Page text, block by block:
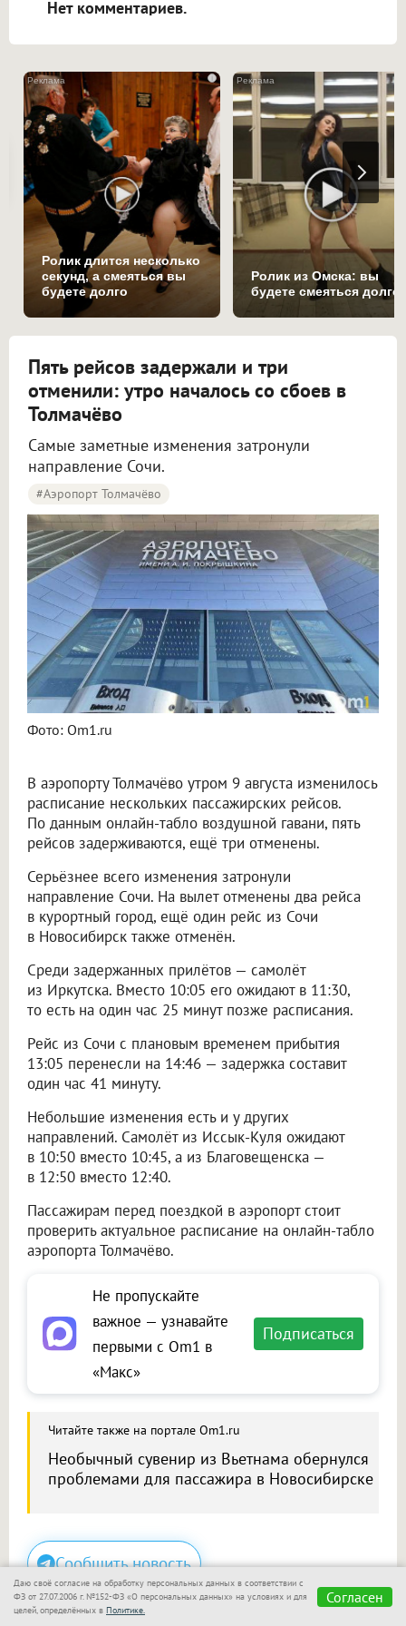
Нет комментариев.
i
Ролик длится несколько
секунд, а смеяться вы
будете долго
Ролик из Омска: вы
будете смеяться долго
Пять рейсов задержали и три
отменили: утро началось со сбоев в
Толмачёво
Самые заметные изменения затронули
направление Сочи.
#Аэропорт Толмачёво
Фото: Om1.ru
В аэропорту Толмачёво утром 9 августа изменилось
расписание нескольких пассажирских рейсов.
По данным онлайн-табло воздушной гавани, пять
рейсов задерживаются, ещё три отменены.
Серьёзнее всего изменения затронули
направление Сочи. На вылет отменены два рейса
в курортный город, ещё один рейс из Сочи
в Новосибирск также отменён.
Среди задержанных прилётов — самолёт
из Иркутска. Вместо 10:05 его ожидают в 11:30,
то есть на один час 25 минут позже расписания.
Рейс из Сочи с плановым временем прибытия
13:05 перенесли на 14:46 — задержка составит
один час 41 минуту.
Небольшие изменения есть и у других
направлений. Самолёт из Иссык-Куля ожидают
в 10:50 вместо 10:45, а из Благовещенска —
в 12:50 вместо 12:40.
Пассажирам перед поездкой в аэропорт стоит
проверить актуальное расписание на онлайн-табло
аэропорта Толмачёво.
Не пропускайте
важное — узнавайте
первыми с Om1 в
«Макс»
Подписаться
Читайте также на портале Om1.ru
Необычный сувенир из Вьетнама обернулся
проблемами для пассажира в Новосибирске
Сообщить новость
Размещение рекламы
Даю своё согласие на обработку персональных данных в соответствии с
ФЗ от 27.07.2006 г. №152-ФЗ «О персональных данных» на условиях и для
целей, определённых в Политике.
Согласен